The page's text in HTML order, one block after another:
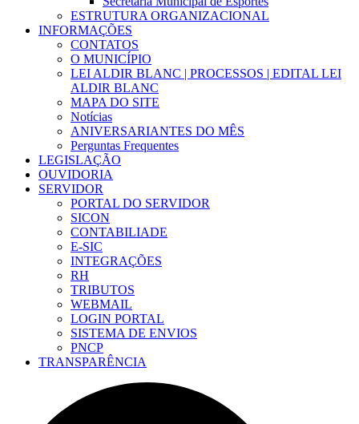
ESTRUTURA ORGANIZACIONAL
INFORMAÇÕES
CONTATOS
O MUNICÍPIO
LEI ALDIR BLANC | PROCESSOS | EDITAL LEI
ALDIR BLANC
MAPA DO SITE
Notícias
ANIVERSARIANTES DO MÊS
Perguntas Frequentes
LEGISLAÇÃO
OUVIDORIA
SERVIDOR
PORTAL DO SERVIDOR
SICON
CONTABILIADE
E-SIC
INTEGRAÇÕES
RH
TRIBUTOS
WEBMAIL
LOGIN PORTAL
SISTEMA DE ENVIOS
PNCP
TRANSPARÊNCIA